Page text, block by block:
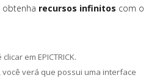
obtenha recursos infinitos com o
em EPICTRICK.
você verá que possui uma interface